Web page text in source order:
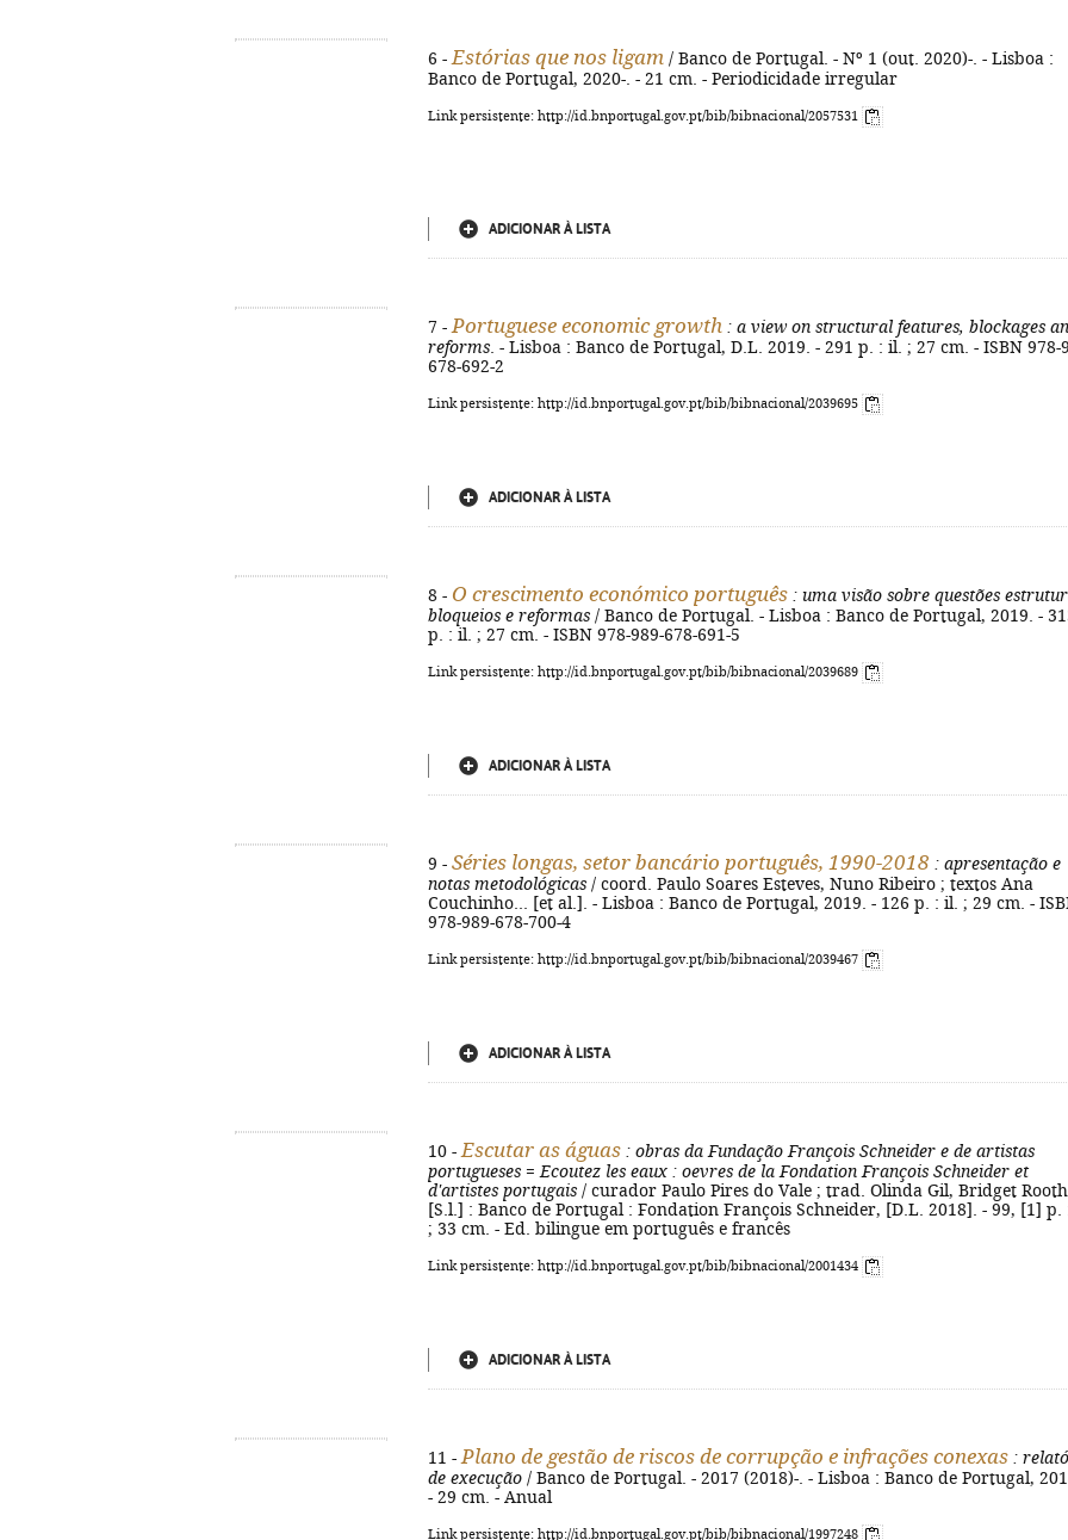
6 - Estórias que nos ligam / Banco de Portugal. - Nº 1 (out. 2020)-. - Lisboa :
Banco de Portugal, 2020-. - 21 cm. - Periodicidade irregular
Link persistente: http://id.bnportugal.gov.pt/bib/bibnacional/2057531
ADICIONAR À LISTA
7 - Portuguese economic growth : a view on structural features, blockages
reforms . - Lisboa : Banco de Portugal, D.L. 2019. - 291 p. : il. ; 27 cm. - ISBN 978-
678-692-2
Link persistente: http://id.bnportugal.gov.pt/bib/bibnacional/2039695
ADICIONAR À LISTA
8 - O crescimento económico português : uma visão sobre questões
bloqueios e reformas / Banco de Portugal. - Lisboa : Banco de Portugal, 2019. -
p. : il. ; 27 cm. - ISBN 978-989-678-691-5
Link persistente: http://id.bnportugal.gov.pt/bib/bibnacional/2039689
ADICIONAR À LISTA
9 - Séries longas, setor bancário português, 1990-2018 : apresentação e
notas metodológicas / coord. Paulo Soares Esteves, Nuno Ribeiro ; textos Ana
Couchinho... [et al.]. - Lisboa : Banco de Portugal, 2019. - 126 p. : il. ; 29 cm. -
978-989-678-700-4
Link persistente: http://id.bnportugal.gov.pt/bib/bibnacional/2039467
ADICIONAR À LISTA
10 - Escutar as águas : obras da Fundação François Schneider e de artistas
portugueses = Ecoutez les eaux : oevres de la Fondation François Schneider et
d'artistes portugais / curador Paulo Pires do Vale ; trad. Olinda Gil, Bridget
[S.l.] : Banco de Portugal : Fondation François Schneider, [D.L. 2018]. - 99, [1] p.
; 33 cm. - Ed. bilingue em português e francês
Link persistente: http://id.bnportugal.gov.pt/bib/bibnacional/2001434
ADICIONAR À LISTA
11 - Plano de gestão de riscos de corrupção e infrações conexas :
de execução / Banco de Portugal. - 2017 (2018)-. - Lisboa : Banco de Portugal,
- 29 cm. - Anual
Link persistente: http://id.bnportugal.gov.pt/bib/bibnacional/1997248